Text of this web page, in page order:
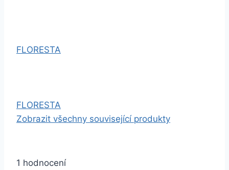
FLORESTA
FLORESTA
Zobrazit všechny související produkty
1 hodnocení